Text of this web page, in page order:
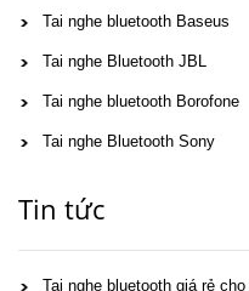
Tai nghe bluetooth Baseus
Tai nghe Bluetooth JBL
Tai nghe bluetooth Borofone
Tai nghe Bluetooth Sony
Tin tức
Tai nghe bluetooth giá rẻ